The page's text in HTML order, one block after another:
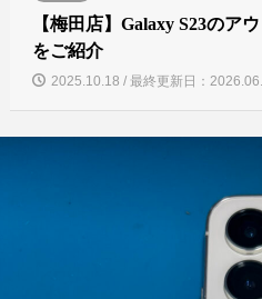
【梅田店】Galaxy S23のア
をご紹介
2025.10.18 / 最終更新日：